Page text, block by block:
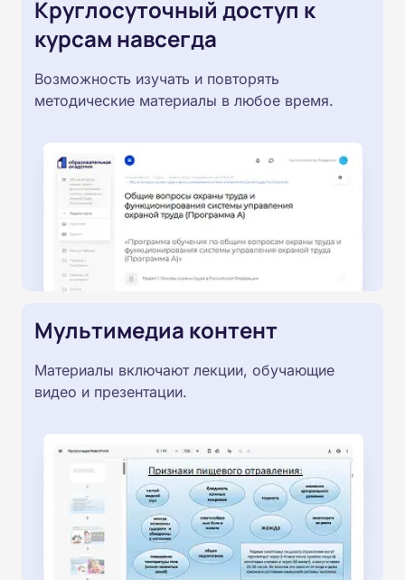
Круглосуточный доступ к
курсам навсегда
Возможность изучать и повторять
методические материалы в любое время.
Мультимедиа контент
Материалы включают лекции, обучающие
видео и презентации.